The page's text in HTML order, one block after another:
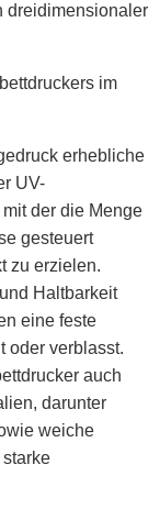
dreidimensionaler
im
erhebliche
UV-
der die Menge
gesteuert
zu erzielen.
Haltbarkeit
eine feste
oder verblasst.
auch
darunter
weiche